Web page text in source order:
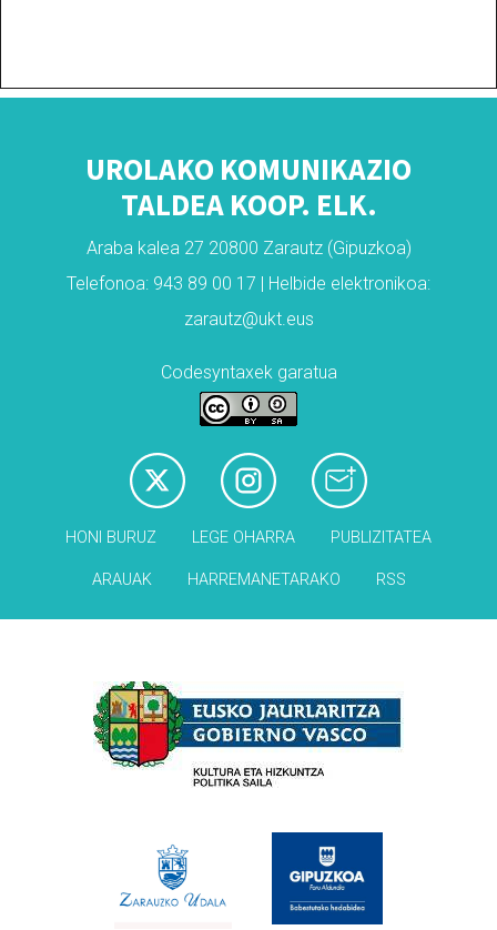
UROLAKO KOMUNIKAZIO
TALDEA KOOP. ELK.
Araba kalea 27 20800 Zarautz (Gipuzkoa)
Telefonoa: 943 89 00 17 | Helbide elektronikoa:
zarautz@ukt.eus
Codesyntaxek garatua
HONI BURUZ LEGE OHARRA PUBLIZITATEA
ARAUAK HARREMANETARAKO RSS